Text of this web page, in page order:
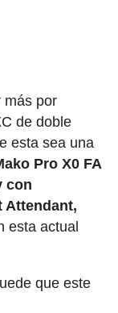
más por
de doble
esta sea una
Pro X0 FA
con
Attendant,
esta actual
que este